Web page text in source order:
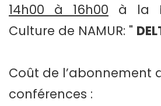
14h00 à 16h00 à la
Culture de NAMUR: "
Coût de l’abonnement
conférences :